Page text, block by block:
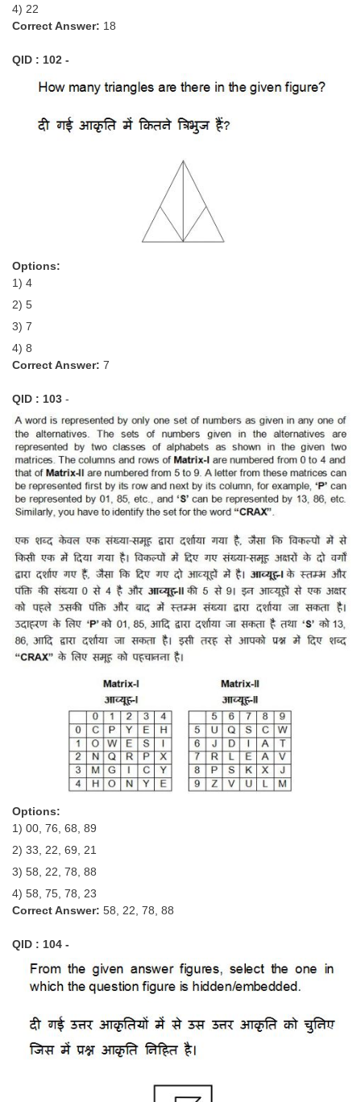
CHSL
CHSL Question Papers
CHSL Syllabus
FCI Exam
CAPF / Delhi Police - SI (CPO)
SSC Exam Vacancies
ACIO (IB) Exam
MTS
MTS Exam Papers
MTS Study Notes
मल्टीटास्किंग : Hindi Notes
4) 22
Correct Answer: 18
QID : 102 -
Options:
1) 4
2) 5
3) 7
4) 8
Correct Answer: 7
QID : 103 -
Options:
1) 00, 76, 68, 89
2) 33, 22, 69, 21
3) 58, 22, 78, 88
4) 58, 75, 78, 23
Correct Answer: 58, 22, 78, 88
QID : 104 -